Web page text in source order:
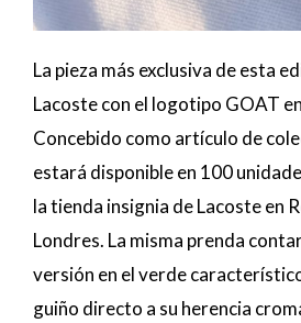
La pieza más exclusiva de esta
Lacoste con el logotipo GOAT
Concebido como artículo de
estará disponible en 100
la tienda insignia de Lacoste en
Londres. La misma prenda
versión en el verde
guiño directo a su herencia